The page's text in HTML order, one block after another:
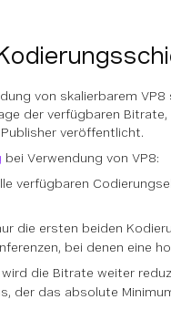
von skalierbarem
der verfügbaren
veröffentlicht.
bei Verwendung von VP8:
verfügbaren
die ersten beiden
bei denen eine
die Bitrate weiter
der das absolute